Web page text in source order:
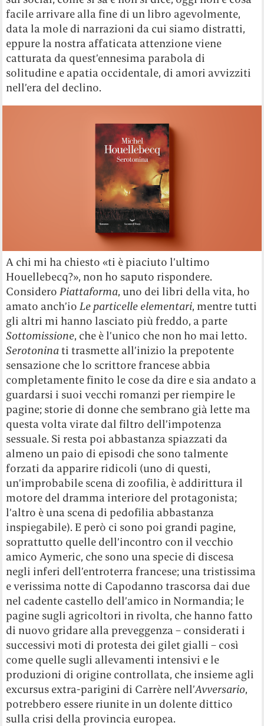
facile arrivare alla fine di un libro agevolmente,
data la mole di narrazioni da cui siamo distratti,
eppure la nostra affaticata attenzione viene
catturata da quest’ennesima parabola di
solitudine e apatia occidentale, di amori avvizziti
nell’era del declino.
A chi mi ha chiesto «ti è piaciuto l’ultimo
Houellebecq?», non ho saputo rispondere.
ConsideroPiattaforma, uno dei libri della vita, ho
amato anch’ioLe particelle elementari, mentre tutti
gli altri mi hanno lasciato più freddo, a parte
Sottomissione, che è l’unico che non ho mai letto.
Serotoninati trasmette all’inizio la prepotente
sensazione che lo scrittore francese abbia
completamente finito le cose da dire e sia andato a
guardarsi i suoi vecchi romanzi per riempire le
pagine; storie di donne che sembrano già lette ma
questa volta virate dal filtro dell’impotenza
sessuale. Si resta poi abbastanza spiazzati da
almeno un paio di episodi che sono talmente
forzati da apparire ridicoli (uno di questi,
un’improbabile scena di zoofilia, è addirittura il
motore del dramma interiore del protagonista;
l’altro è una scena di pedofilia abbastanza
inspiegabile). E però ci sono poi grandi pagine,
soprattutto quelle dell’incontro con il vecchio
amico Aymeric, che sono una specie di discesa
negli inferi dell’entroterra francese; una tristissima
e verissima notte di Capodanno trascorsa dai due
nel cadente castello dell’amico in Normandia; le
pagine sugli agricoltori in rivolta, che hanno fatto
di nuovo gridare alla preveggenza – considerati i
successivi moti di protesta dei gilet gialli – così
come quelle sugli allevamenti intensivi e le
produzioni di origine controllata, che insieme agli
excursus extra-parigini di Carrère nell’Avversario,
potrebbero essere riunite in un dolente dittico
sulla crisi della provincia europea.